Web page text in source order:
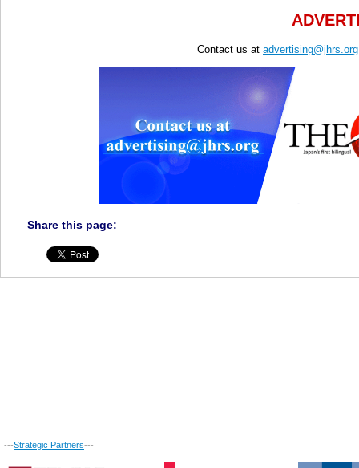
Contact us at advertising@jhrs.org
Share this page:
---Strategic Partners---